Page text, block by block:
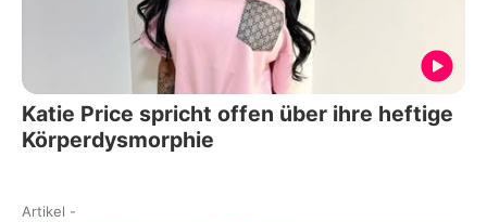
Katie Price spricht offen über ihre heftige
Körperdysmorphie
Artikel -